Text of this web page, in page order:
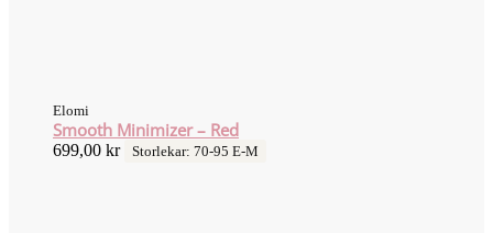
Elomi
Smooth Minimizer – Red
699,00 kr Storlekar: 70-95 E-M